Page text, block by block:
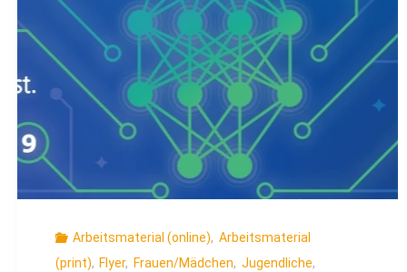
Fotos
zu
Fake
News
werden
können"
Arbeitsmaterial (online), Arbeitsmaterial
(print), Flyer, Frauen/Mädchen, Jugendliche,